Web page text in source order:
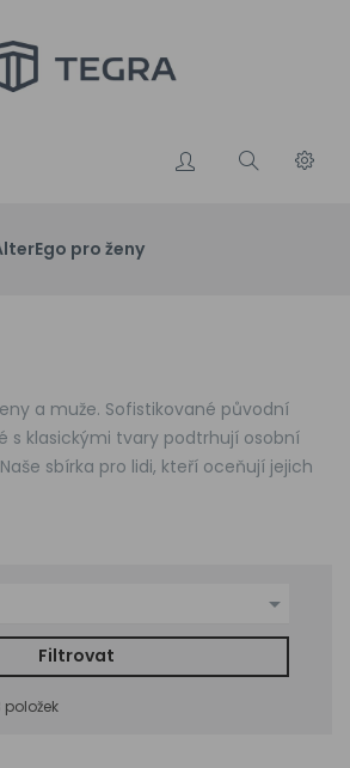
pro ženy
a muže. Sofistikované původní
s klasickými tvary podtrhují osobní
sbírka pro lidi, kteří oceňují jejich

Filtrovat
položek